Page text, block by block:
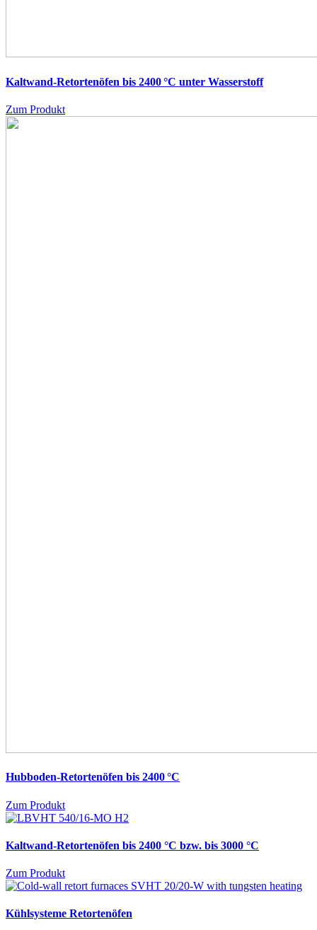
Kaltwand-Retortenöfen bis 2400 °C unter Wasserstoff
Zum Produkt
Hubboden-Retortenöfen bis 2400 °C
Zum Produkt
Kaltwand-Retortenöfen bis 2400 °C bzw. bis 3000 °C
Zum Produkt
Kühlsysteme Retortenöfen